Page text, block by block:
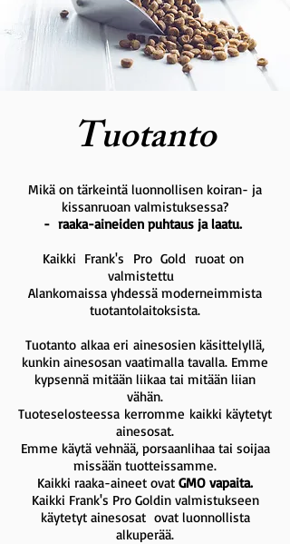
Tuotanto
Mikä on tärkeintä luonnollisen koiran- ja
kissanruoan valmistuksessa?
- raaka-aineiden puhtaus ja laatu.
Kaikki Frank's Pro Gold ruoat on
valmistettu
Alankomaissa yhdessä moderneimmista
tuotantolaitoksista.
Tuotanto alkaa eri ainesosien käsittelyllä,
kunkin ainesosan vaatimalla tavalla. Emme
kypsennä mitään liikaa tai mitään liian
vähän.
Tuoteselosteessa kerromme kaikki käytetyt
ainesosat.
Emme käytä vehnää, porsaanlihaa tai soijaa
missään tuotteissamme.
Kaikki raaka-aineet ovat GMO vapaita.
Kaikki Frank's Pro Goldin valmistukseen
käytetyt ainesosat ovat luonnollista
alkuperää.